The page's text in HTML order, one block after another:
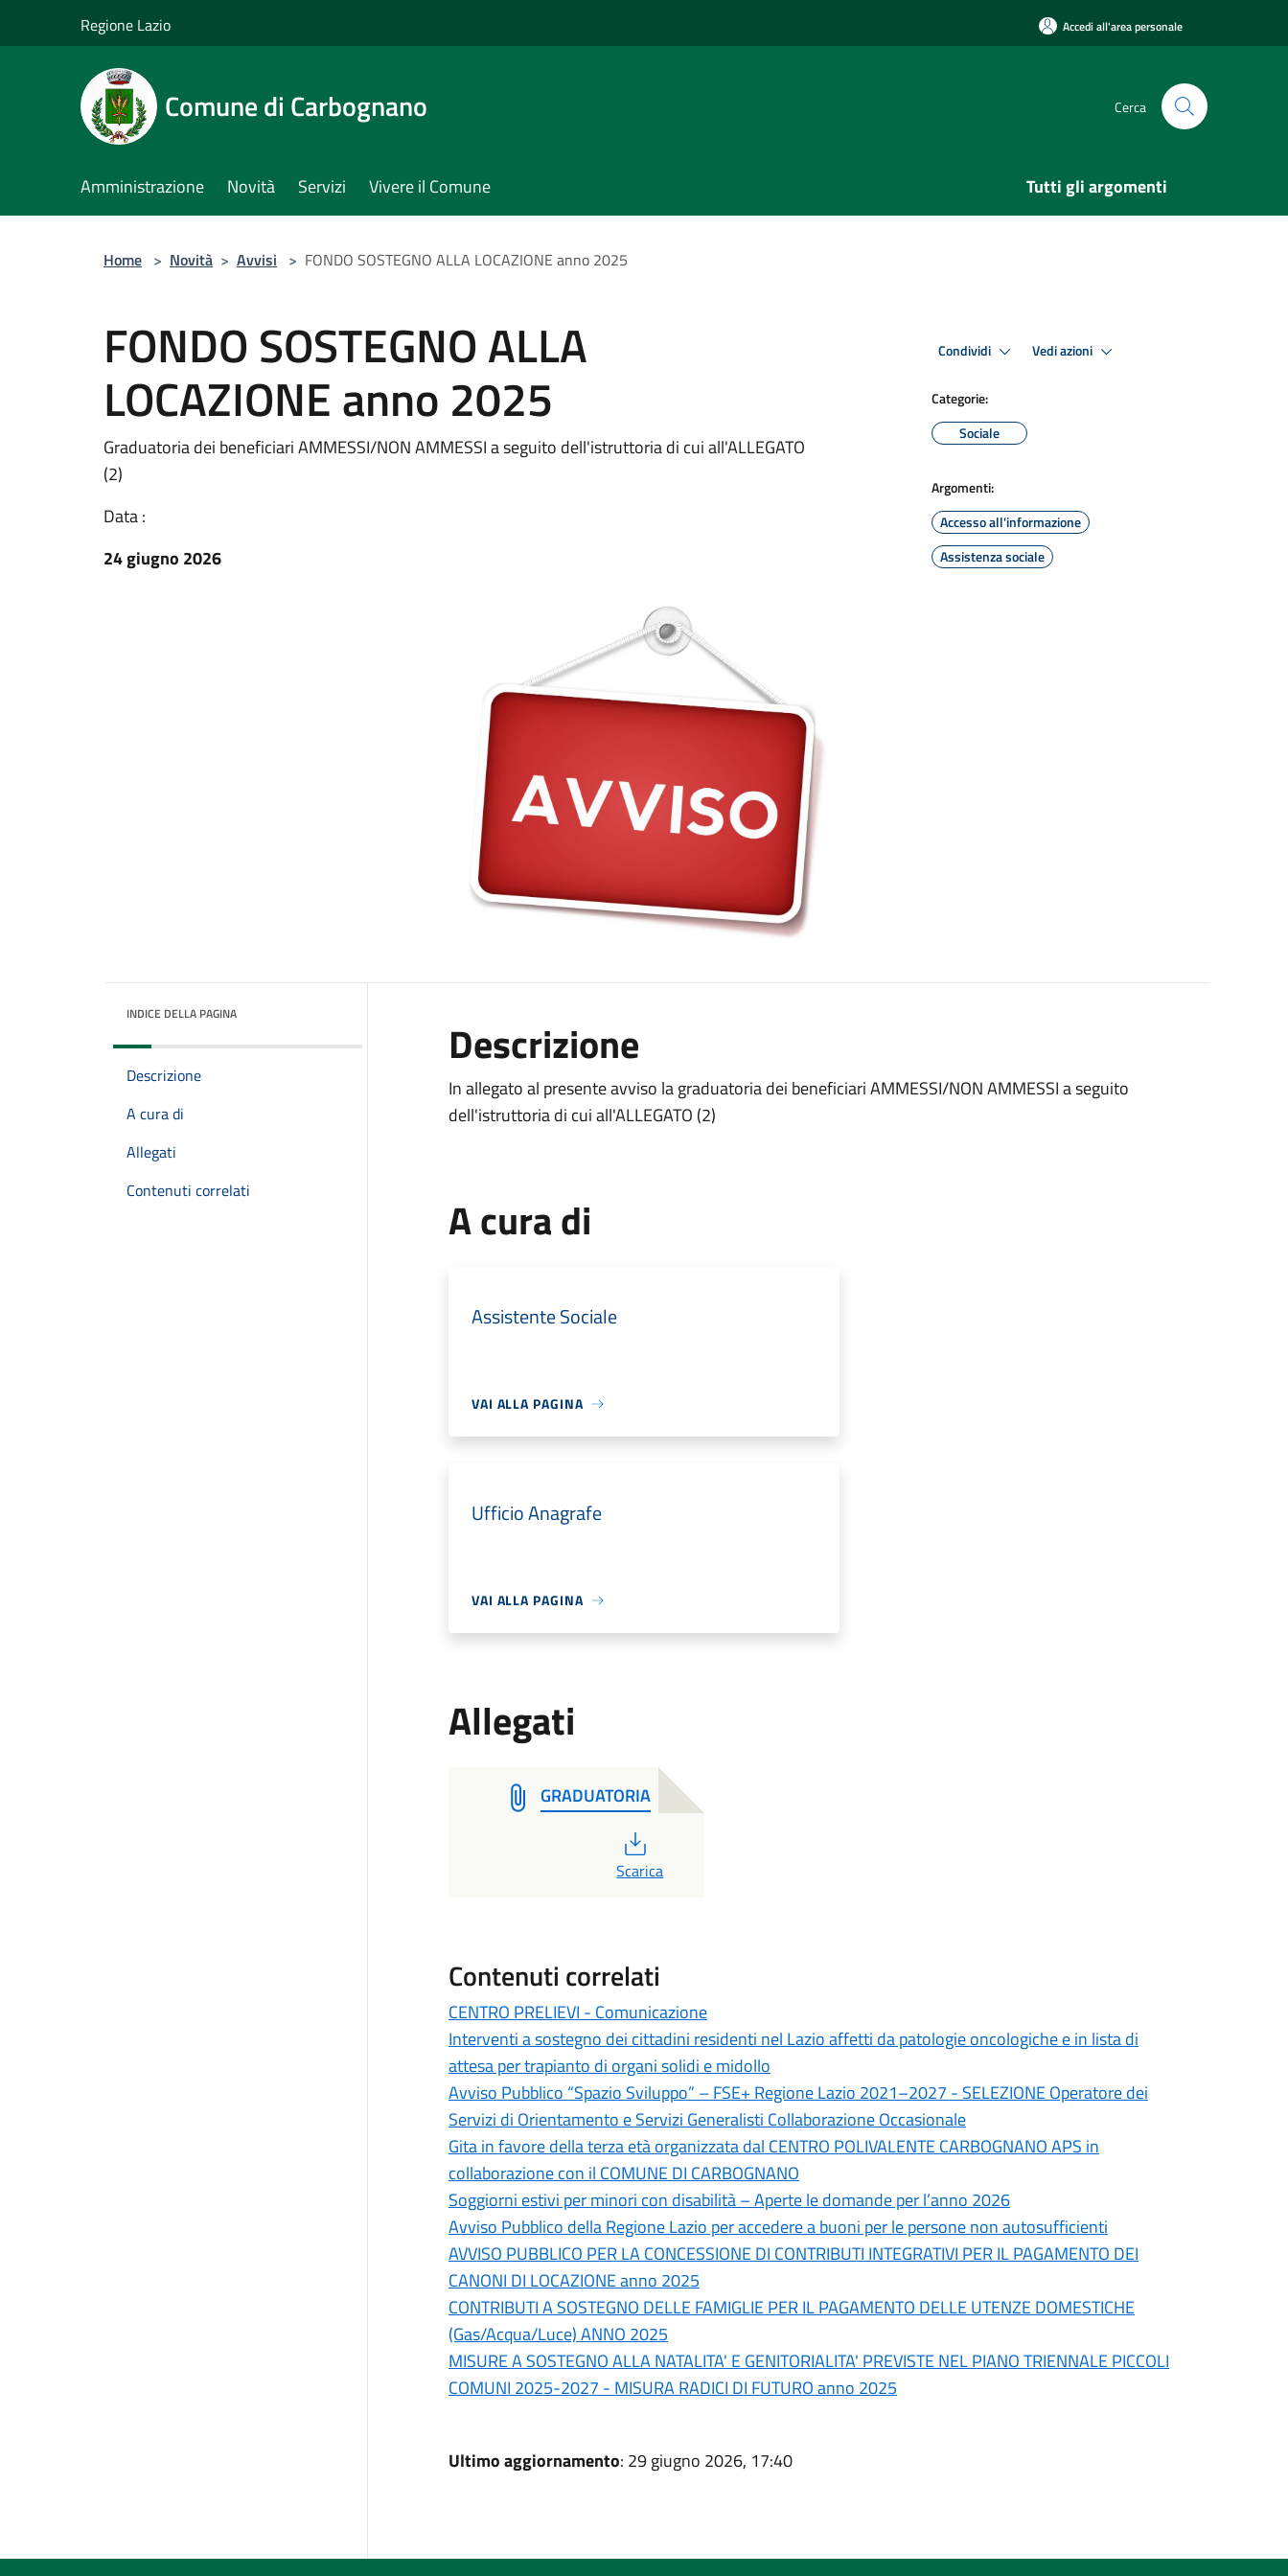
Regione Lazio Accedi all'area personale
Comune di Carbognano Cerca
Amministrazione Novità Servizi Vivere il Comune Tutti gli argomenti
Home > Novità > Avvisi > FONDO SOSTEGNO ALLA LOCAZIONE anno 2025
FONDO SOSTEGNO ALLA
LOCAZIONE anno 2025
Graduatoria dei beneficiari AMMESSI/NON AMMESSI a seguito dell'istruttoria di cui all'ALLEGATO
(2)
Data :
24 giugno 2026
Condividi Vedi azioni
Categorie:
Sociale
Argomenti:
Accesso all'informazione
Assistenza sociale
INDICE DELLA PAGINA
Descrizione
A cura di
Allegati
Contenuti correlati
Descrizione
In allegato al presente avviso la graduatoria dei beneficiari AMMESSI/NON AMMESSI a seguito
dell'istruttoria di cui all'ALLEGATO (2)
A cura di
Assistente Sociale
VAI ALLA PAGINA
Ufficio Anagrafe
VAI ALLA PAGINA
Allegati
GRADUATORIA
PDF
Scarica
Contenuti correlati
CENTRO PRELIEVI - Comunicazione
Interventi a sostegno dei cittadini residenti nel Lazio affetti da patologie oncologiche e in lista di
attesa per trapianto di organi solidi e midollo
Avviso Pubblico “Spazio Sviluppo” – FSE+ Regione Lazio 2021–2027 - SELEZIONE Operatore dei
Servizi di Orientamento e Servizi Generalisti Collaborazione Occasionale
Gita in favore della terza età organizzata dal CENTRO POLIVALENTE CARBOGNANO APS in
collaborazione con il COMUNE DI CARBOGNANO
Soggiorni estivi per minori con disabilità – Aperte le domande per l’anno 2026
Avviso Pubblico della Regione Lazio per accedere a buoni per le persone non autosufficienti
AVVISO PUBBLICO PER LA CONCESSIONE DI CONTRIBUTI INTEGRATIVI PER IL PAGAMENTO DEI
CANONI DI LOCAZIONE anno 2025
CONTRIBUTI A SOSTEGNO DELLE FAMIGLIE PER IL PAGAMENTO DELLE UTENZE DOMESTICHE
(Gas/Acqua/Luce) ANNO 2025
MISURE A SOSTEGNO ALLA NATALITA' E GENITORIALITA' PREVISTE NEL PIANO TRIENNALE PICCOLI
COMUNI 2025-2027 - MISURA RADICI DI FUTURO anno 2025
Ultimo aggiornamento: 29 giugno 2026, 17:40